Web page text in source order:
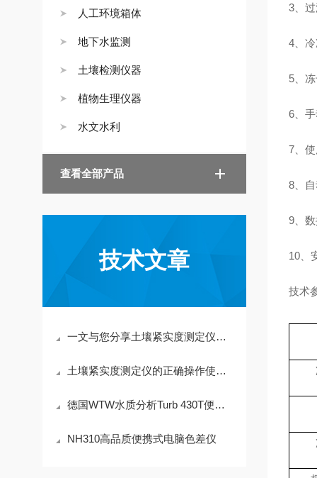
人工环境箱体
地下水监测
土壤检测仪器
植物生理仪器
水文水利
查看全部产品
技术文章
一文与您分享土壤紧实度测定仪的各组成部件功能特点
土壤紧实度测定仪的正确操作使用指南
德国WTW水质分析Turb 430T便携式浊度仪
NH310高品质便携式电脑色差仪
3、
4、
5、
6、
7、
8、
9、
10、
技术